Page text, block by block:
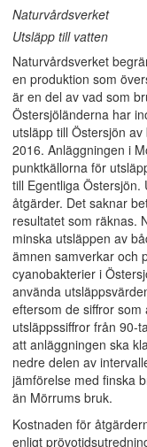
Naturvårdsverket
Utsläpp till vatten
Naturvårdsverket
en produktion som
är en del av vad som
Östersjöländerna har
utsläpp till Östersjön
2016. Anläggningen i
punktkällorna för
till Egentliga
åtgärder. Det saknar
resultatet som räknas.
minska utsläppen av
ämnen samverkar och
cyanobakterier i
använda
eftersom de siffror
utsläppssiffror från 90-
att anläggningen ska
nedre delen av
jämförelse med finska
än Mörrums bruk.
Kostnaden för
enligt